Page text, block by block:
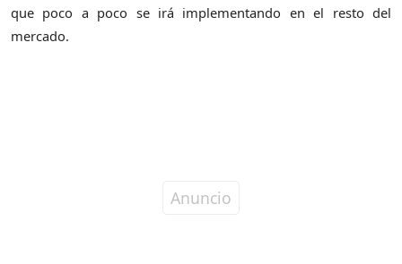
que poco a poco se irá implementando en el resto del
mercado.